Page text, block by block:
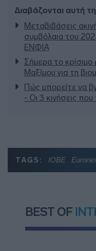
Διαβάζονται αυτή
Μεταβιβάσεις
συμβόλαια του
ΕΝΦΙΑ
Σήμερα το
Μαξίμου για τη
Πώς μπορείτε να
- Οι 3 κινήσεις
TAGS: ΙΟΒΕ
BEST OF